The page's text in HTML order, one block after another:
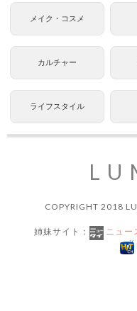
メイク・コスメ
カルチャー
ライフスタイル
COPYRIGHT 2018
姉妹サイト： ニュー